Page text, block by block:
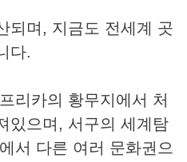
되며, 지금도 전세계 곳
다.
리카의 황무지에서 처
있으며, 서구의 세계탐
서 다른 여러 문화권으